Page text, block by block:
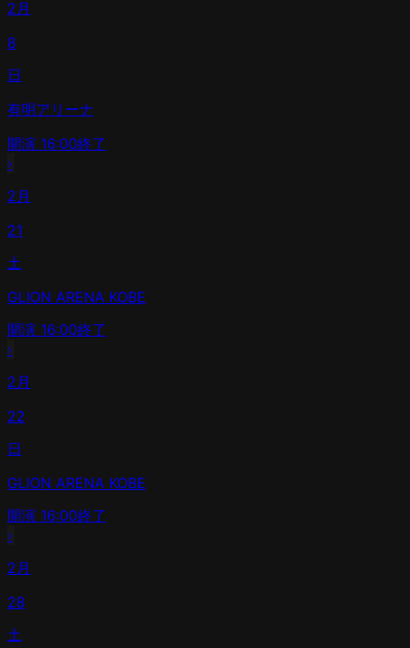
2月
8
日
有明アリーナ
開演 16:00終了
›
2月
21
土
GLION ARENA KOBE
開演 16:00終了
›
2月
22
日
GLION ARENA KOBE
開演 16:00終了
›
2月
28
土